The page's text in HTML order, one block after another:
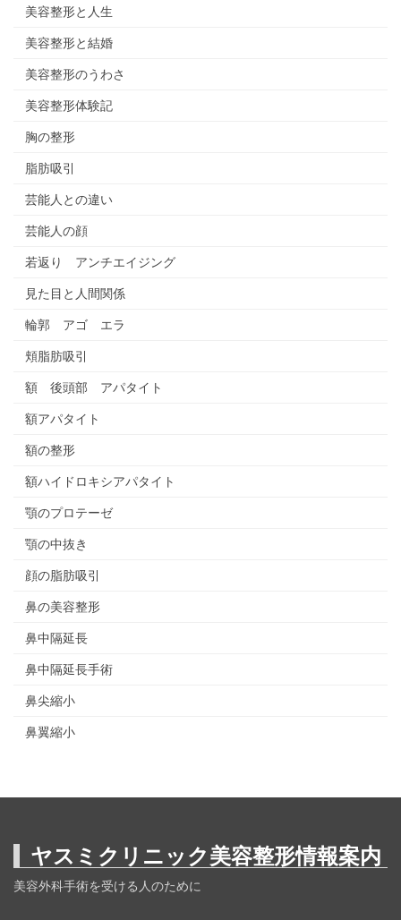
美容整形と人生
美容整形と結婚
美容整形のうわさ
美容整形体験記
胸の整形
脂肪吸引
芸能人との違い
芸能人の顔
若返り アンチエイジング
見た目と人間関係
輪郭 アゴ エラ
頬脂肪吸引
額 後頭部 アパタイト
額アパタイト
額の整形
額ハイドロキシアパタイト
顎のプロテーゼ
顎の中抜き
顔の脂肪吸引
鼻の美容整形
鼻中隔延長
鼻中隔延長手術
鼻尖縮小
鼻翼縮小
ヤスミクリニック美容整形情報案内
美容外科手術を受ける人のために